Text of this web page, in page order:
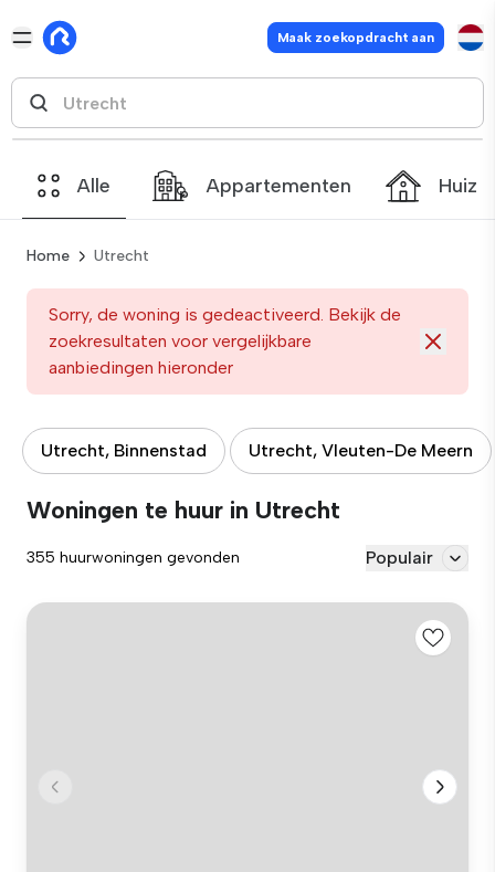
Maak zoekopdracht aan
Alle Appartementen
Home Utrecht
Sorry, de woning is gedeactiveerd. Bekijk de
zoekresultaten voor vergelijkbare
aanbiedingen hieronder
Utrecht, Binnenstad Utrecht, Vleuten-De Meern
Woningen te huur in Utrecht
355 huurwoningen gevonden Populair